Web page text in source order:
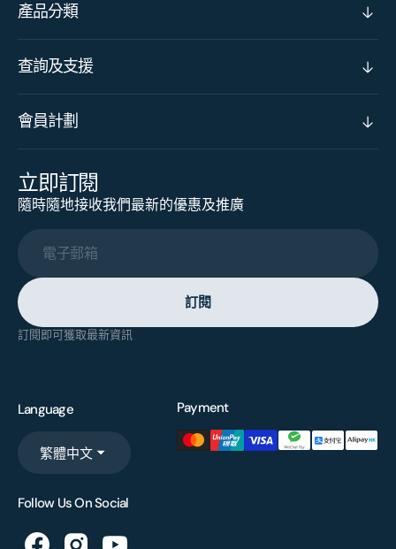
產品分類
查詢及支援
會員計劃
立即訂閱
隨時隨地接收我們最新的優惠及推廣
電子郵箱
訂閱
訂閱即可獲取最新資訊
Language
繁體中文
Payment
Follow Us On Social